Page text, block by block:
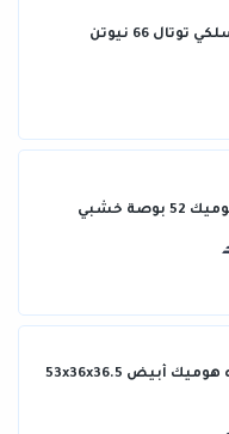
66 نيوتن
خشبي
كرسي دورة مياه هوميك أبيض 53x36x36.5